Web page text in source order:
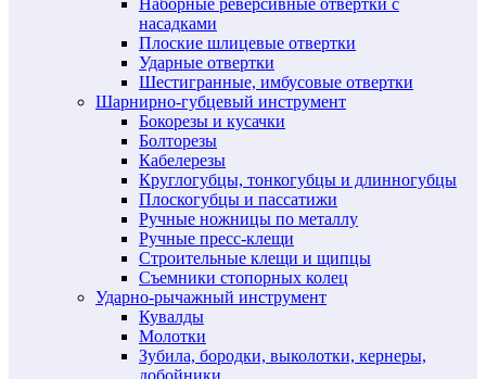
Наборные реверсивные отвертки с
насадками
Плоские шлицевые отвертки
Ударные отвертки
Шестигранные, имбусовые отвертки
Шарнирно-губцевый инструмент
Бокорезы и кусачки
Болторезы
Кабелерезы
Круглогубцы, тонкогубцы и длинногубцы
Плоскогубцы и пассатижи
Ручные ножницы по металлу
Ручные пресс-клещи
Строительные клещи и щипцы
Съемники стопорных колец
Ударно-рычажный инструмент
Кувалды
Молотки
Зубила, бородки, выколотки, кернеры,
добойники